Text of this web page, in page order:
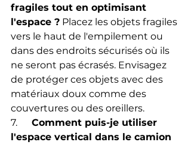
fragiles tout en optimisant
l'espace ? Placez les objets fragiles
vers le haut de l'empilement ou
dans des endroits sécurisés où ils
ne seront pas écrasés. Envisagez
de protéger ces objets avec des
matériaux doux comme des
couvertures ou des oreillers.
7. Comment puis-je utiliser
l'espace vertical dans le camion